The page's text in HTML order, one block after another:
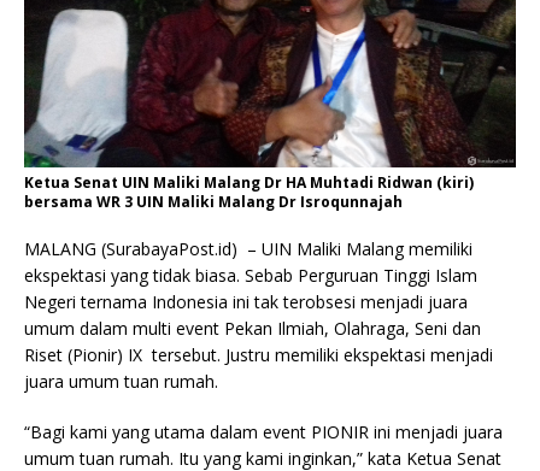
Ketua Senat UIN Maliki Malang Dr HA Muhtadi Ridwan (kiri)
bersama WR 3 UIN Maliki Malang Dr Isroqunnajah
MALANG (SurabayaPost.id) – UIN Maliki Malang memiliki
ekspektasi yang tidak biasa. Sebab Perguruan Tinggi Islam
Negeri ternama Indonesia ini tak terobsesi menjadi juara
umum dalam multi event Pekan Ilmiah, Olahraga, Seni dan
Riset (Pionir) IX tersebut. Justru memiliki ekspektasi menjadi
juara umum tuan rumah.
“Bagi kami yang utama dalam event PIONIR ini menjadi juara
umum tuan rumah. Itu yang kami inginkan,” kata Ketua Senat